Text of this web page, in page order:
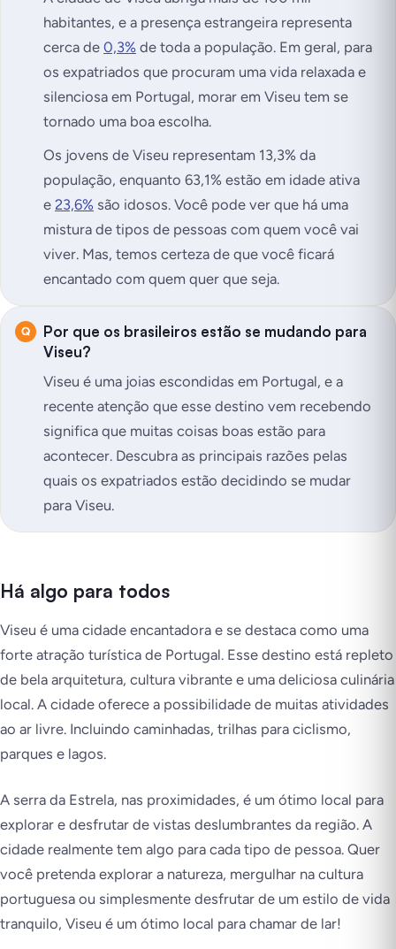
habitantes, e a presença estrangeira representa
cerca de 0,3% de toda a população. Em geral, para
os expatriados que procuram uma vida relaxada e
silenciosa em Portugal, morar em Viseu tem se
tornado uma boa escolha.
Os jovens de Viseu representam 13,3% da
população, enquanto 63,1% estão em idade ativa
e 23,6% são idosos. Você pode ver que há uma
mistura de tipos de pessoas com quem você vai
viver. Mas, temos certeza de que você ficará
encantado com quem quer que seja.
Por que os brasileiros estão se mudando para
Viseu?
Viseu é uma joias escondidas em Portugal, e a
recente atenção que esse destino vem recebendo
significa que muitas coisas boas estão para
acontecer. Descubra as principais razões pelas
quais os expatriados estão decidindo se mudar
para Viseu.
Há algo para todos
Viseu é uma cidade encantadora e se destaca como uma
forte atração turística de Portugal. Esse destino está repleto
de bela arquitetura, cultura vibrante e uma deliciosa culinária
local. A cidade oferece a possibilidade de muitas atividades
ao ar livre. Incluindo caminhadas, trilhas para ciclismo,
parques e lagos.
A serra da Estrela, nas proximidades, é um ótimo local para
explorar e desfrutar de vistas deslumbrantes da região. A
cidade realmente tem algo para cada tipo de pessoa. Quer
você pretenda explorar a natureza, mergulhar na cultura
portuguesa ou simplesmente desfrutar de um estilo de vida
tranquilo, Viseu é um ótimo local para chamar de lar!